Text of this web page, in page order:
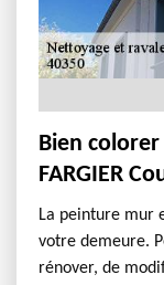
Bien
FARGIER
La peinture mur
votre demeure.
rénover, de